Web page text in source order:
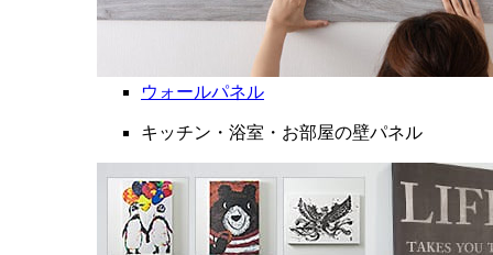
ウォールパネル
キッチン・浴室・お部屋の壁パネル